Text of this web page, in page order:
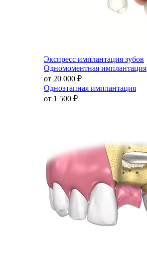
Экспресс имплантация зубов
Одномоментная имплантация
от 20 000 ₽
Одноэтапная имплантация
от 1 500 ₽